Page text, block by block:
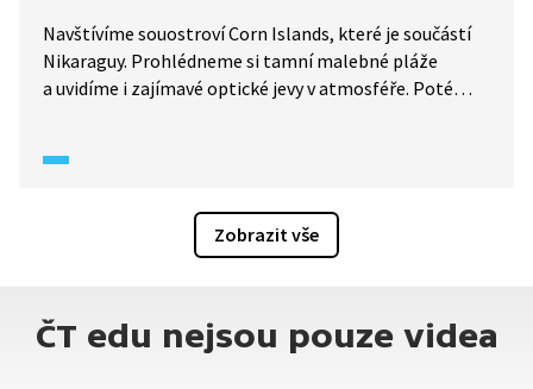
Navštívíme souostroví Corn Islands, které je součástí
Nikaraguy. Prohlédneme si tamní malebné pláže
a uvidíme i zajímavé optické jevy v atmosféře. Poté
Zobrazit vše
ČT edu nejsou pouze videa